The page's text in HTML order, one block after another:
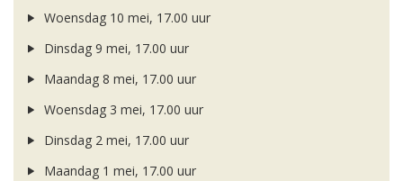
Woensdag 10 mei, 17.00 uur
Dinsdag 9 mei, 17.00 uur
Maandag 8 mei, 17.00 uur
Woensdag 3 mei, 17.00 uur
Dinsdag 2 mei, 17.00 uur
Maandag 1 mei, 17.00 uur